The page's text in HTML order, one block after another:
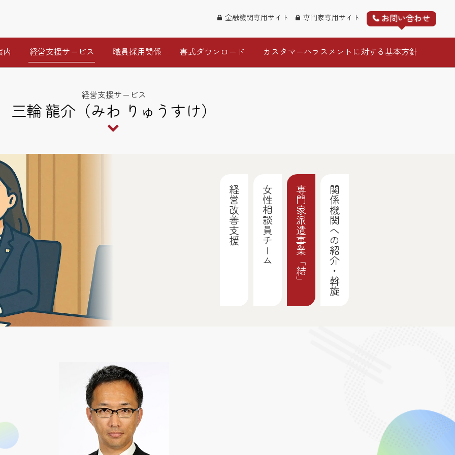
金融機関専用サイト 専門家専用サイト お問い合わせ
内 経営支援サービス 職員採用関係 書式ダウンロード カスタマーハラスメントに対する基本方針
経営支援サービス
三輪 龍介（みわ りゅうすけ）
経営改善支援 女性相談員チーム 専門家派遣事業「結」 関係機関への紹介・斡旋